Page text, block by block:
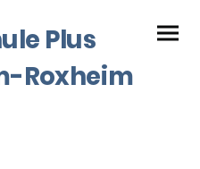
Plus
Roxheim